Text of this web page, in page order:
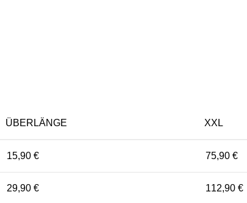
ÜBERLÄNGE XXL
15,90 € 75,90 €
29,90 € 112,90 €